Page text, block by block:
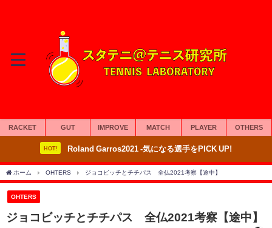
RACKET GUT IMPROVE MATCH PLAYER OTHERS
HOT! Roland Garros2021 -気になる選手をPICK UP!
ホーム OHTERS ジョコビッチとチチパス 全仏2021考察【途中】
OHTERS
ジョコビッチとチチパス 全仏2021考察【途中】